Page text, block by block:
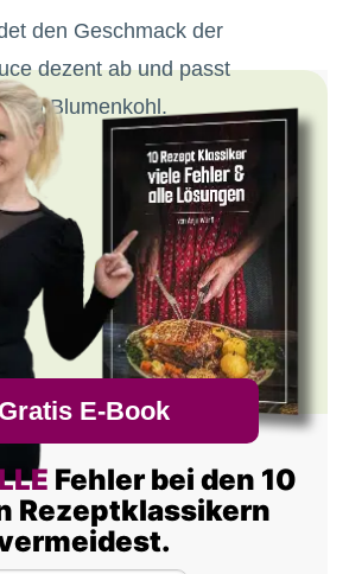
den Geschmack der
dezent ab und passt
zu Blumenkohl.
Gratis E-Book
Fehler bei den 10
Rezeptklassikern